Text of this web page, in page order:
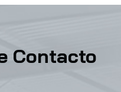
Contacto